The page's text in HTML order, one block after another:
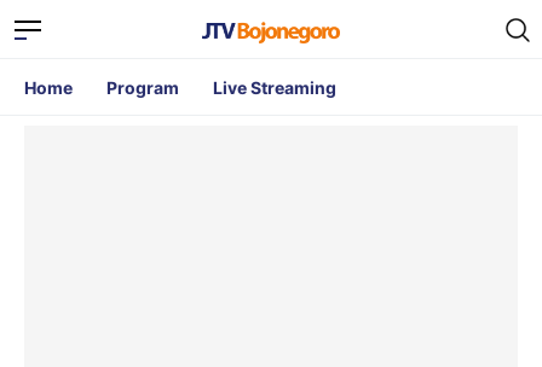
Home Program Live Streaming